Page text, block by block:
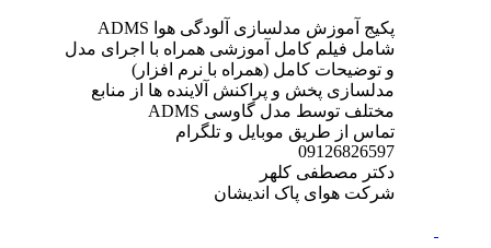
پکیج آموزش مدلسازی آلودگی هوا ADMS
شامل فیلم کامل آموزشی همراه با اجرای مدل
و توضیحات کامل (همراه با نرم افزار)
مدلسازی پخش و پراکنش آلاینده ها از منابع
مختلف توسط مدل گاوسی ADMS
تماس از طریق موبایل و تلگرام
09126826597
دکتر مصطفی کلهر
شرکت هوای پاک اندیشان